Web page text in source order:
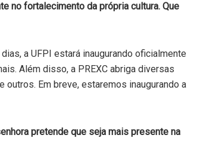
no fortalecimento da própria cultura. Que
a UFPI estará inaugurando oficialmente
Além disso, a PREXC abriga diversas
outros. Em breve, estaremos inaugurando a
pretende que seja mais presente na